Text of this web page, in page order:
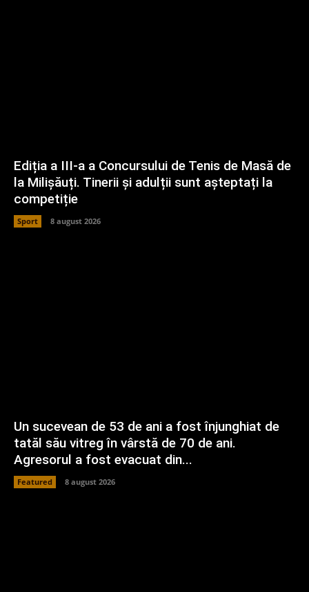
Ediția a III-a a Concursului de Tenis de Masă de
la Milișăuți. Tinerii și adulții sunt așteptați la
competiție
Sport 8 august 2026
Un sucevean de 53 de ani a fost înjunghiat de
tatăl său vitreg în vârstă de 70 de ani.
Agresorul a fost evacuat din...
Featured 8 august 2026